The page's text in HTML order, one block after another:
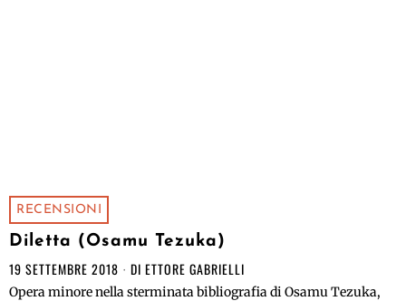
RECENSIONI
Diletta (Osamu Tezuka)
19 SETTEMBRE 2018 DI ETTORE GABRIELLI
Opera minore nella sterminata bibliografia di Osamu Tezuka,